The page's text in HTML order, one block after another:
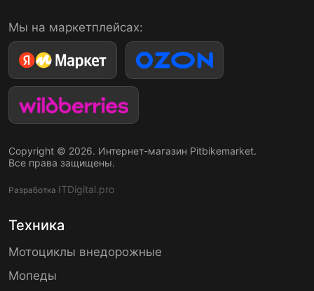
Мы на маркетплейсах:
Copyright © 2026. Интернет-магазин Pitbikemarket.
Все права защищены.
Разработка ITDigital.pro
Техника
Мотоциклы внедорожные
Мопеды